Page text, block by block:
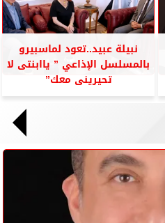
نبيلة عبيد..تعود لماسبيرو
بالمسلسل الإذاعي ” ياابنتى لا
تحيرينى معك”